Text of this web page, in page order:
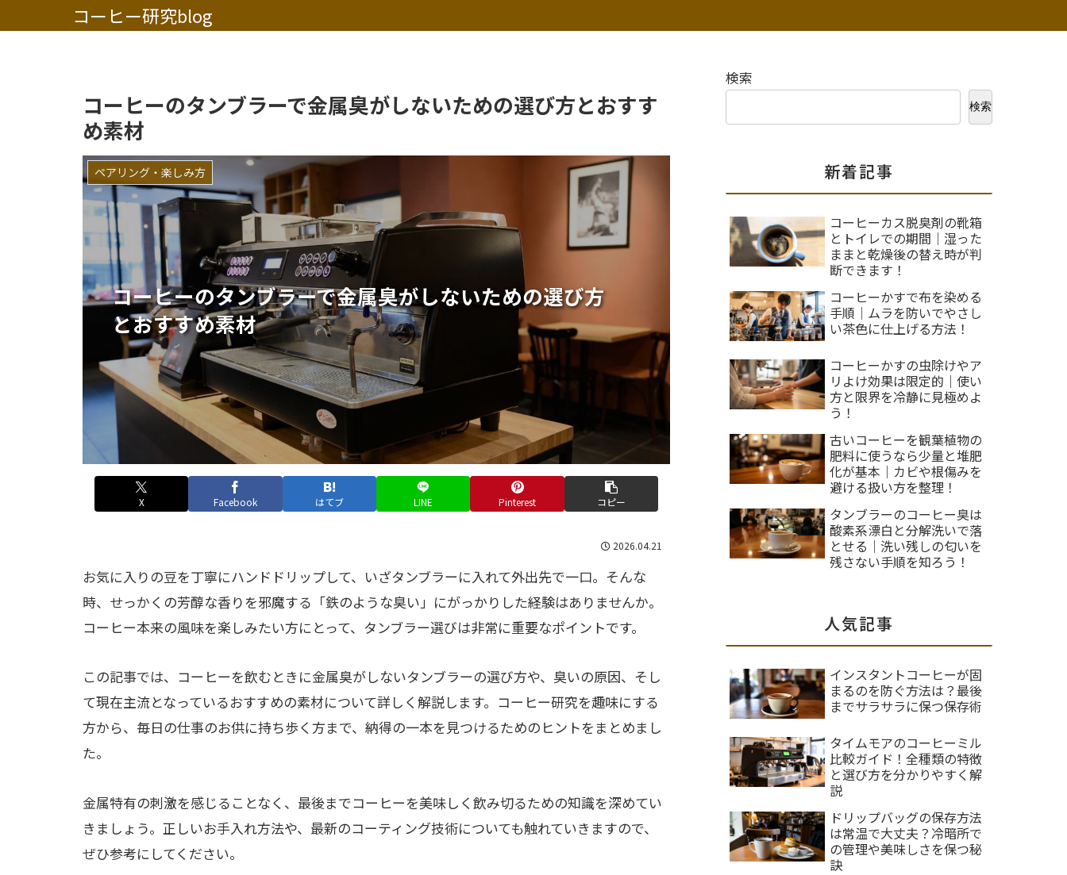
コーヒー研究blog
コーヒーのタンブラーで金属臭がしないための選び方とおすす
め素材
コーヒーのタンブラーで金属臭がしないための選び方
とおすすめ素材
ペアリング・楽しみ方
X Facebook はてブ LINE Pinterest コピー
2026.04.21
お気に入りの豆を丁寧にハンドドリップして、いざタンブラーに入れて外出先で一口。そんな
時、せっかくの芳醇な香りを邪魔する「鉄のような臭い」にがっかりした経験はありませんか。
コーヒー本来の風味を楽しみたい方にとって、タンブラー選びは非常に重要なポイントです。
この記事では、コーヒーを飲むときに金属臭がしないタンブラーの選び方や、臭いの原因、そし
て現在主流となっているおすすめの素材について詳しく解説します。コーヒー研究を趣味にする
方から、毎日の仕事のお供に持ち歩く方まで、納得の一本を見つけるためのヒントをまとめまし
た。
金属特有の刺激を感じることなく、最後までコーヒーを美味しく飲み切るための知識を深めてい
きましょう。正しいお手入れ方法や、最新のコーティング技術についても触れていきますので、
ぜひ参考にしてください。
検索
検索
新着記事
コーヒーカス脱臭剤の靴箱
とトイレでの期間｜湿った
ままと乾燥後の替え時が判
断できます！
コーヒーかすで布を染める
手順｜ムラを防いでやさし
い茶色に仕上げる方法！
コーヒーかすの虫除けやア
リよけ効果は限定的｜使い
方と限界を冷静に見極めよ
う！
古いコーヒーを観葉植物の
肥料に使うなら少量と堆肥
化が基本｜カビや根傷みを
避ける扱い方を整理！
タンブラーのコーヒー臭は
酸素系漂白と分解洗いで落
とせる｜洗い残しの匂いを
残さない手順を知ろう！
人気記事
インスタントコーヒーが固
まるのを防ぐ方法は？最後
までサラサラに保つ保存術
タイムモアのコーヒーミル
比較ガイド！全種類の特徴
と選び方を分かりやすく解
説
ドリップバッグの保存方法
は常温で大丈夫？冷暗所で
の管理や美味しさを保つ秘
訣